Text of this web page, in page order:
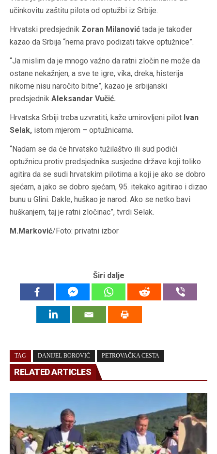
učinkovitu zaštitu pilota od optužbi iz Srbije.
Hrvatski predsjednik Zoran Milanović tada je također
kazao da Srbija “nema pravo podizati takve optužnice”.
“Ja mislim da je mnogo važno da ratni zločin ne može da
ostane nekažnjen, a sve te igre, vika, dreka, histerija
nikome nisu naročito bitne”, kazao je srbijanski
predsjednik Aleksandar Vučić.
Hrvatska Srbiji treba uzvratiti, kaže umirovljeni pilot Ivan
Selak, istom mjerom – optužnicama.
“Nadam se da će hrvatsko tužilaštvo ili sud podići
optužnicu protiv predsjednika susjedne države koji toliko
agitira da se sudi hrvatskim pilotima a koji je ako se dobro
sjećam, a jako se dobro sjećam, 95. itekako agitirao i dizao
bunu u Glini. Dakle, huškao je narod. Ako se netko bavi
huškanjem, taj je ratni zločinac”, tvrdi Selak.
M.Marković/Foto: privatni izbor
Širi dalje
TAG DANIJEL BOROVIĆ PETROVAČKA CESTA
RELATED ARTICLES